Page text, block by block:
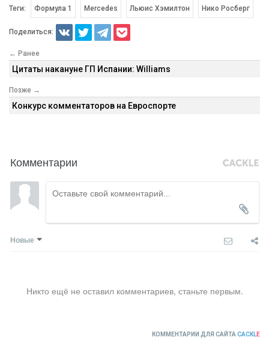
Теги: Формула 1 Mercedes Льюис Хэмилтон Нико Росберг
Поделиться:
← Ранее
Цитаты накануне ГП Испании: Williams
Позже →
Конкурс комментаторов на Евроспорте
Комментарии
Новые
Никто ещё не оставил комментариев, станьте первым.
КОММЕНТАРИИ ДЛЯ САЙТА CACKLE